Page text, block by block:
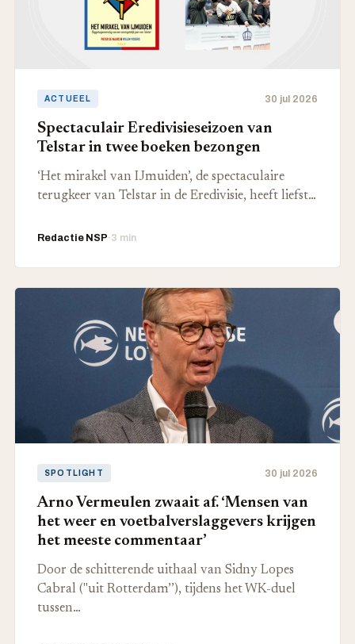
ACTUEEL 30 jul 2026
Spectaculair Eredivisieseizoen van
Telstar in twee boeken bezongen
‘Het mirakel van IJmuiden’, de spectaculaire
terugkeer van Telstar in de Eredivisie, heeft liefst…
Redactie NSP·3 min
SPOTLIGHT 30 jul 2026
Arno Vermeulen zwaait af. ‘Mensen van
het weer en voetbalverslaggevers krijgen
het meeste commentaar’
Door de schitterende uithaal van Sidny Lopes
Cabral ("uit Rotterdam’’), tijdens het WK-duel
tussen…